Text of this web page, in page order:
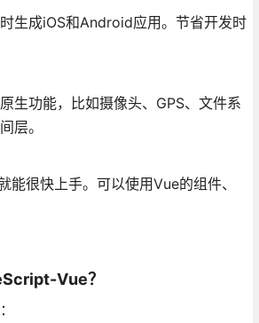
生成iOS和Android应用。节省开发时
生功能，比如摄像头、GPS、文件系
层。
能很快上手。可以使用Vue的组件、
Vue？